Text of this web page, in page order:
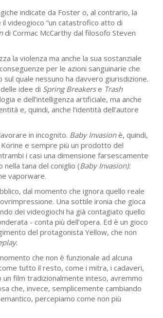
indicate da Foster o, al contrario, la
videogioco “un catastrofico atto di
di Cormac McCarthy dal filosofo Steven
la violenza ma anche la sua sostanziale
per le azioni sanguinarie che
quale nessuno ha davvero giurisdizione.
idee di Spring Breakerse Trash
e dell’intelligenza artificiale, ma anche
e, quindi, anche l’identità dell’autore
in incognito. Baby Invasionè, quindi,
e sempre più un prodotto del
i casi una dimensione farsescamente
nella tana del coniglio (Baby Invasion):
vaporware.
dal momento che ignora quello reale
Una sottile ironia che gioca
dei videogiochi ha già contagiato quello
- conta più dell’opera. Ed è un gioco
del protagonista Yellow, che non
.
che non è funzionale ad alcuna
tutto il resto, come i mitra, i cadaveri,
film tradizionalmente inteso, avremmo
che, invece, semplicemente cambiando
percepiamo come non più